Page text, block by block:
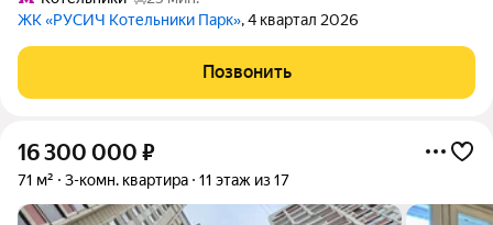
ЖК «РУСИЧ Котельники Парк», 4 квартал 2026
Позвонить
16 300 000 ₽
71 м² 3-комн. квартира 11 этаж из 17